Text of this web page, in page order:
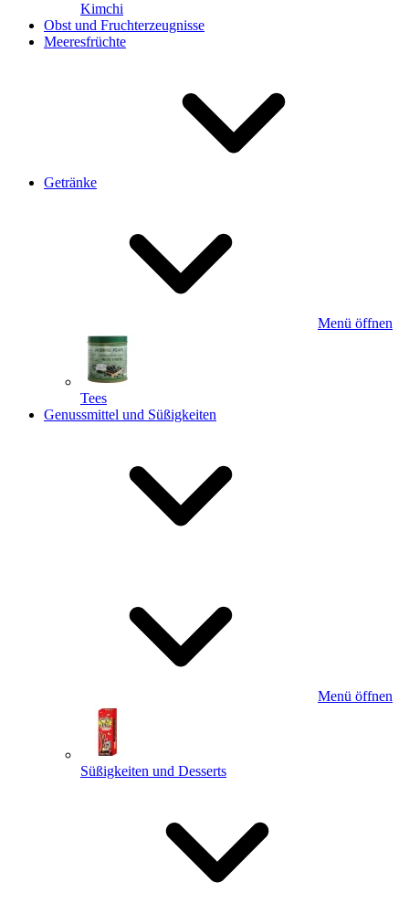
Kimchi
Obst und Fruchterzeugnisse
Meeresfrüchte
Getränke
Menü öffnen
Tees
Genussmittel und Süßigkeiten
Menü öffnen
Süßigkeiten und Desserts